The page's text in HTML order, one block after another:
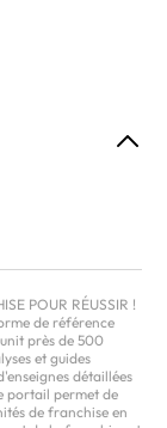
POUR RÉUSSIR !
de référence
près de 500
et guides
détaillées
portail permet de
de franchise en